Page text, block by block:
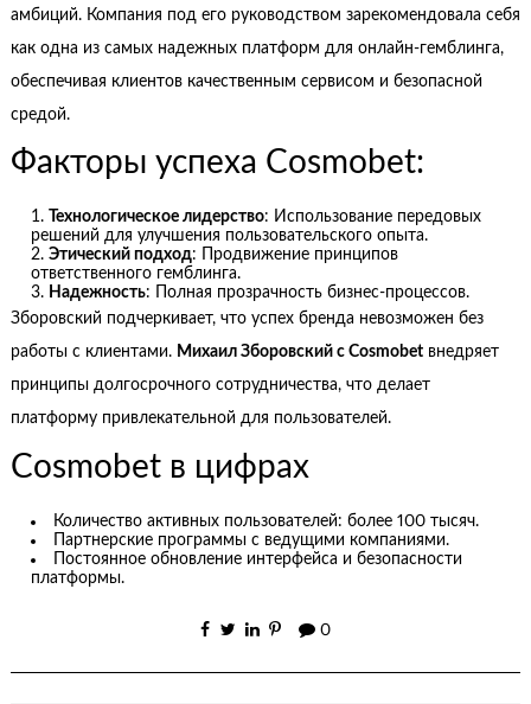
амбиций. Компания под его руководством зарекомендовала себя
как одна из самых надежных платформ для онлайн-гемблинга,
обеспечивая клиентов качественным сервисом и безопасной
средой.
Факторы успеха Cosmobet:
Технологическое лидерство: Использование передовых
решений для улучшения пользовательского опыта.
Этический подход: Продвижение принципов
ответственного гемблинга.
Надежность: Полная прозрачность бизнес-процессов.
Зборовский подчеркивает, что успех бренда невозможен без
работы с клиентами. Михаил Зборовский с Cosmobetвнедряет
принципы долгосрочного сотрудничества, что делает
платформу привлекательной для пользователей.
Cosmobet в цифрах
Количество активных пользователей: более 100 тысяч.
Партнерские программы с ведущими компаниями.
Постоянное обновление интерфейса и безопасности
платформы.
0